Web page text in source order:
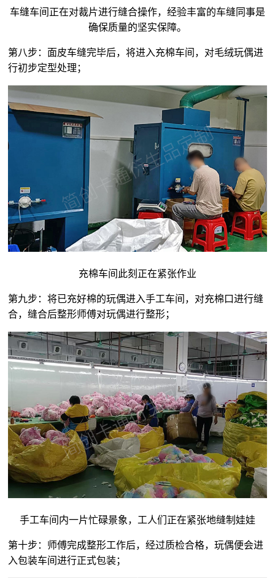
车缝车间正在对裁片进行缝合操作，经验丰富的车缝同事是
确保质量的坚实保障。
第八步：面皮车缝完毕后，将进入充棉车间，对毛绒玩偶进
行初步定型处理；
充棉车间此刻正在紧张作业
第九步：将已充好棉的玩偶进入手工车间，对充棉口进行缝
合，缝合后整形师傅对玩偶进行整形；
手工车间内一片忙碌景象，工人们正在紧张地缝制娃娃
第十步：师傅完成整形工作后，经过质检合格，玩偶便会进
入包装车间进行正式包装；